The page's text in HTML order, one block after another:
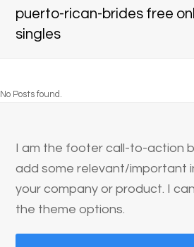
puerto-rican-brides free
singles
No Posts found.
I am the footer call-to-action
add some relevant/important
your company or product. I
the theme options.